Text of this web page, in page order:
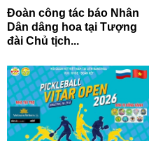
Đoàn công tác báo Nhân
Dân dâng hoa tại Tượng
đài Chủ tịch...